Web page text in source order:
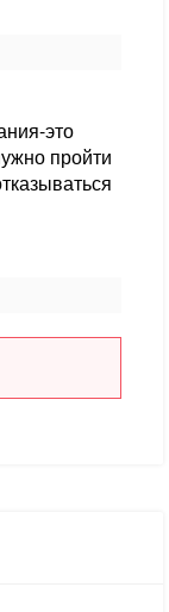
это
пройти